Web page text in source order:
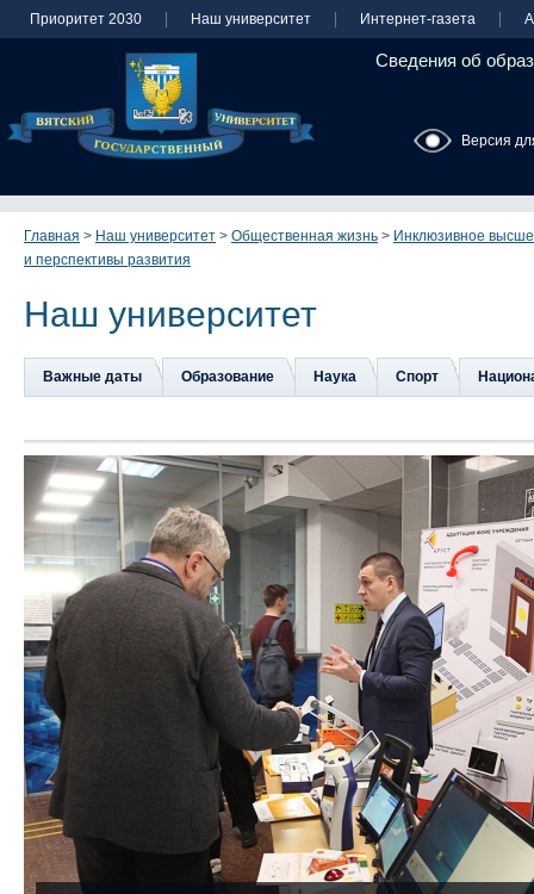
Приоритет 2030 Наш университет Интернет-газета
Сведения об
Версия
Главная > Наш университет > Общественная жизнь > Инклюзивное
и перспективы развития
Наш университет
Важные даты Образование Наука Спорт